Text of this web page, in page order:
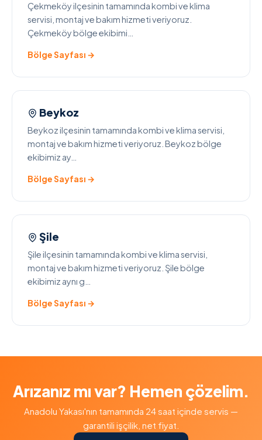
Çekmeköy ilçesinin tamamında kombi ve klima
servisi, montaj ve bakım hizmeti veriyoruz.
Çekmeköy bölge ekibimi…
Bölge Sayfası →
Beykoz
Beykoz ilçesinin tamamında kombi ve klima servisi,
montaj ve bakım hizmeti veriyoruz. Beykoz bölge
ekibimiz ay…
Bölge Sayfası →
Şile
Şile ilçesinin tamamında kombi ve klima servisi,
montaj ve bakım hizmeti veriyoruz. Şile bölge
ekibimiz aynı g…
Bölge Sayfası →
Arızanız mı var? Hemen çözelim.
Anadolu Yakası'nın tamamında 24 saat içinde servis —
garantili işçilik, net fiyat.